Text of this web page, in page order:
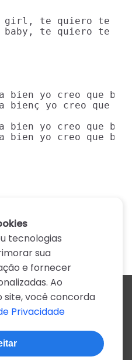
girl, te quiero te
baby, te quiero te
bien yo creo que
bienç yo creo que
bien yo creo que
bien yo creo que
artistas
H I J
T U V W X
0-9
tecnologias
sua
e fornecer
Ao
site, você concorda
Privacidade